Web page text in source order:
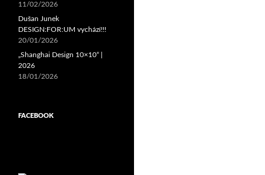
11/02/2026
Dušan Junek
DESIGN:FOR:UM vychází!!!
20/01/2026
„Shanghai Design 10×10“ |
2026
18/01/2026
FACEBOOK